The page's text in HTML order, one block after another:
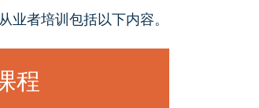
者培训包括以下内容。
程